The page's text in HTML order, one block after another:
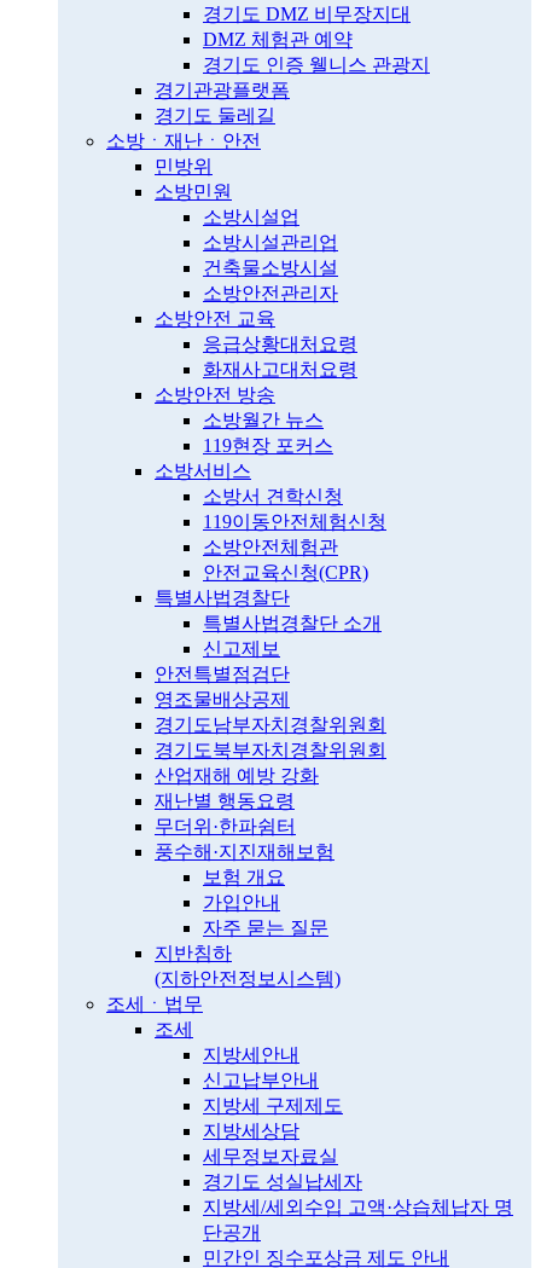
경기도 DMZ 비무장지대
DMZ 체험관 예약
경기도 인증 웰니스 관광지
경기관광플랫폼
경기도 둘레길
소방ㆍ재난ㆍ안전
민방위
소방민원
소방시설업
소방시설관리업
건축물소방시설
소방안전관리자
소방안전 교육
응급상황대처요령
화재사고대처요령
소방안전 방송
소방월간 뉴스
119현장 포커스
소방서비스
소방서 견학신청
119이동안전체험신청
소방안전체험관
안전교육신청(CPR)
특별사법경찰단
특별사법경찰단 소개
신고제보
안전특별점검단
영조물배상공제
경기도남부자치경찰위원회
경기도북부자치경찰위원회
산업재해 예방 강화
재난별 행동요령
무더위·한파쉼터
풍수해·지진재해보험
보험 개요
가입안내
자주 묻는 질문
지반침하
(지하안전정보시스템)
조세ㆍ법무
조세
지방세안내
신고납부안내
지방세 구제제도
지방세상담
세무정보자료실
경기도 성실납세자
지방세/세외수입 고액·상습체납자 명
단공개
민간인 징수포상금 제도 안내